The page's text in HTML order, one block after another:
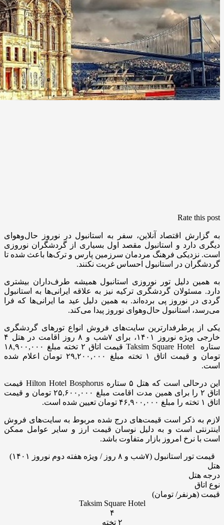
Rate this post
به گزارش اقتصاد آنلاین، سفر به استانبول در نوروز حال‌و‌هوای
دیگری دارد و استانبول مقصد اول بسیاری از گردشگران نوروزی
است. نزدیکی فرهنگ مردمان سرزمین پارس و ترک‌ها باعث شده تا
گردشگران در استانبول احساس غربت نکنند.
به همین دلیل تور نوروزی استانبول همیشه طرف‌داران بیشتری
دارد. مسئولان گردشگری ترکیه نیز به علاقه ایرانی‌ها به استانبول
گردی در نوروز پی برده‌اند. به همین دلیل عید ما ایرانی‌ها که فرا
می‌رسد، استانبول حال‌و‌هوای نوروز پیدا می‌کند.
یکی از پرطرفدارترین سایت‌های فروش انواع تورهای گردشگری
خارجی ویژه نوروز ۱۴۰۱، برای ۷شب و ۸ روز اقامت در هتل ۴
ستاره Taksim Square Hotel قیمت اتاق ۲ تخته مبلغ ۱۸,۹۰۰,۰۰۰
تومان و قیمت اتاق ۱ تخته مبلغ ۲۹,۲۰۰,۰۰۰ تومان اعلام شده
است.
این درحالی است که هتل ۵ ستاره Hilton Hotel Bosphorus قیمت
اتاق ۲ را برای همین مدت اقامت مبلغ ۲۵,۶۰۰,۰۰۰ تومان و قیمت
اتاق ۱ تخته را مبلغ ۴۶,۹۰۰,۰۰۰ تومان تعیین شده است.
لازم به ذکر است قیمت‌های درج شده مربوط به سایت‌های فروش
اینترنتی است و به دلیل نوسان قیمت‌ ارز و سایر عوامل ممکن
است با نرخ امروز بازار متفاوت باشد.
قیمت تور استانبول (۷شب و ۸ روز / ویژه هفته دوم نوروز ۱۴۰۱)
هتل
درجه هتل
نوع اتاق
قیمت (هرنفر/ تومان)
Taksim Square Hotel
۴
۲ تخته